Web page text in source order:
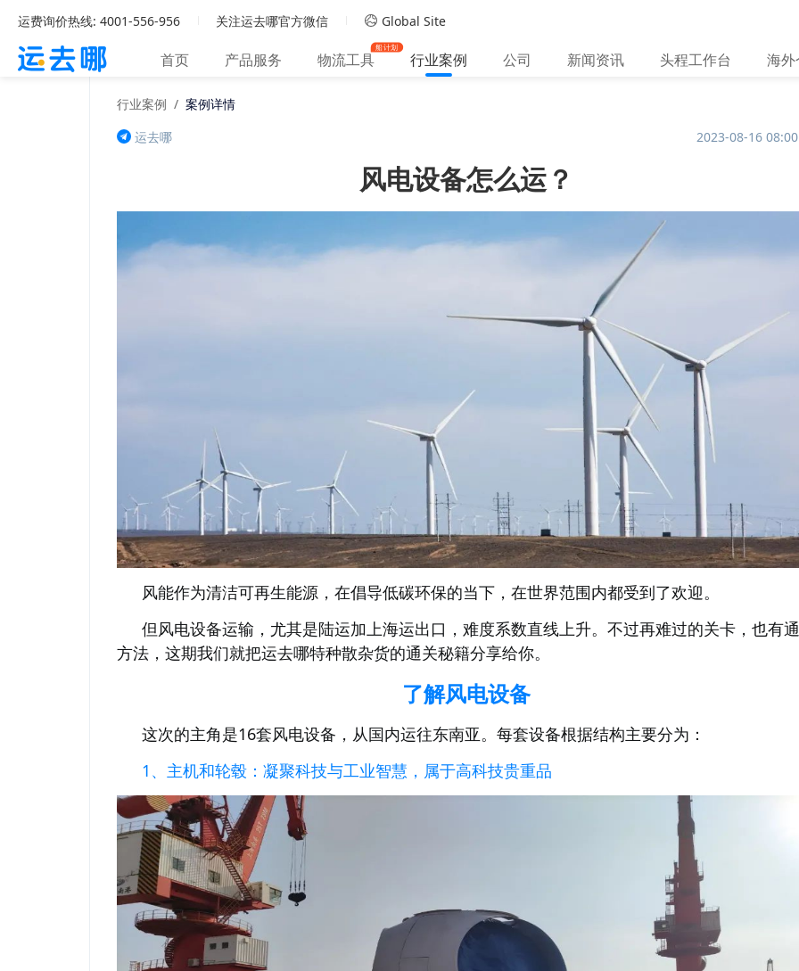
运费询价热线: 4001-556-956 关注运去哪官方微信 Global Site
首页 产品服务
船计划
物流工具 行业案例 公司 新闻资讯 头程工作台 海
行业案例 / 案例详情
运去哪
2023-08-16
风电设备怎么运？
风能作为清洁可再生能源，在倡导低碳环保的当下，在世界范围内都受到了欢迎。
但风电设备运输，尤其是陆运加上海运出口，难度系数直线上升。不过再难过的关卡，也有
方法，这期我们就把运去哪特种散杂货的通关秘籍分享给你。
了解风电设备
这次的主角是16套风电设备，从国内运往东南亚。每套设备根据结构主要分为：
1、主机和轮毂：凝聚科技与工业智慧，属于高科技贵重品